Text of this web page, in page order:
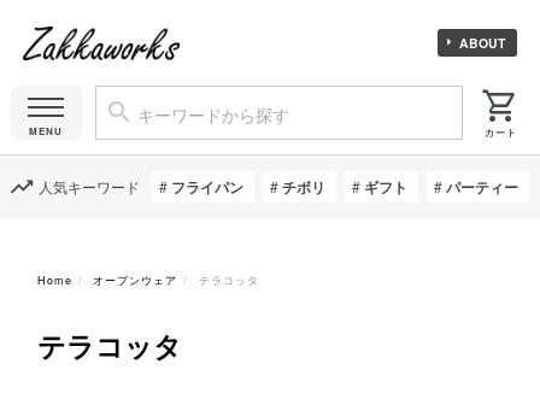
ABOUT
人気キーワード フライパン チボリ ギフト パーティー
Home オーブンウェア テラコッタ
テラコッタ